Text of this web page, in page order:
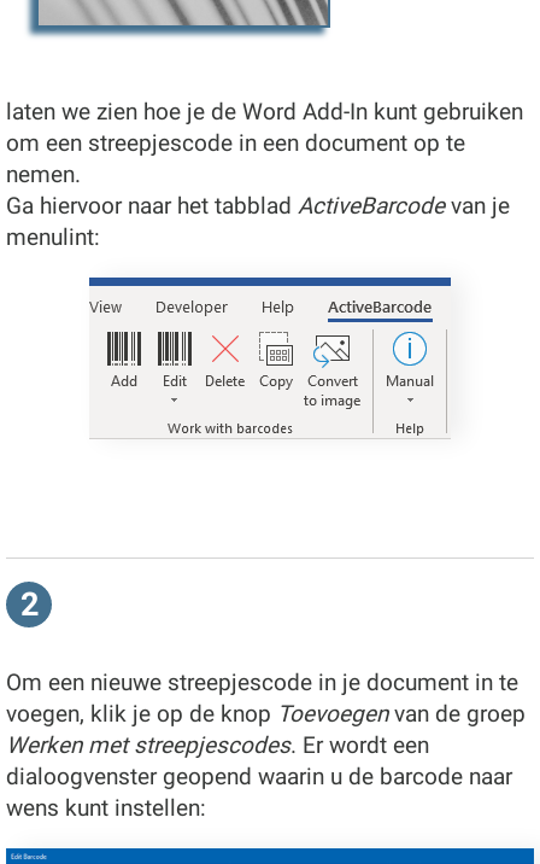
laten we zien hoe je de Word Add-In kunt gebruiken
om een streepjescode in een document op te
nemen.
Ga hiervoor naar het tabblad ActiveBarcodevan je
menulint:
2
Om een nieuwe streepjescode in je document in te
voegen, klik je op de knop Toevoegenvan de groep
Werken met streepjescodes. Er wordt een
dialoogvenster geopend waarin u de barcode naar
wens kunt instellen: